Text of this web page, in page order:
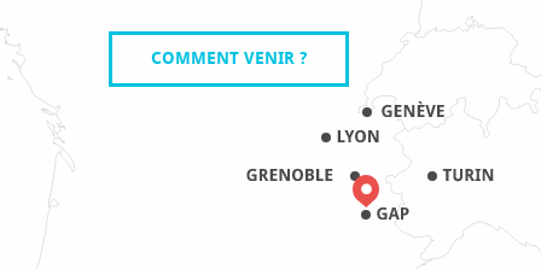
COMMENT VENIR ?